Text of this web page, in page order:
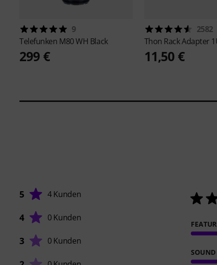
9
Telefunken M80 WH Black
299 €
2582
Thon Rack Adapter
11,50 €
5 4 Kunden
4 0 Kunden
3 0 Kunden
SOUND